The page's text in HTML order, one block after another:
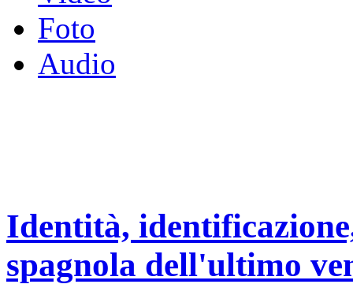
Foto
Audio
Identità,
spagnola dell'ultimo